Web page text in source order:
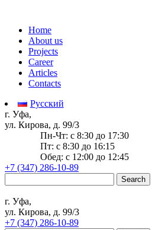
Home
About us
Projects
Career
Articles
Contacts
Русский
г. Уфа,
ул. Кирова, д. 99/3
Пн-Чт: c 8:30 до 17:30
Пт: c 8:30 до 16:15
Обед: c 12:00 до 12:45
+7 (347) 286-10-89
for:
г. Уфа,
ул. Кирова, д. 99/3
+7 (347) 286-10-89